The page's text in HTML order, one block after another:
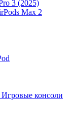
3 (2025)
Max 2
Игровые консоли